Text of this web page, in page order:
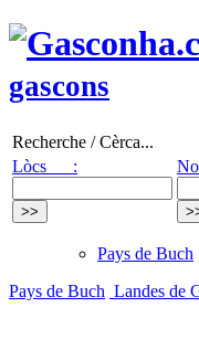
gascons
Recherche / Cèrca...
Lòcs :
Pays de Buch
Pays de Buch Landes de